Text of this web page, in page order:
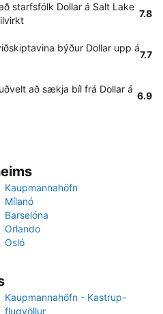
starfsfólk Dollar á Salt Lake
7.8
býður Dollar upp á
7.7
að sækja bíl frá Dollar á
6.9
Kaupmannahöfn
Mílanó
Barselóna
Orlando
Osló
Kaupmannahöfn - Kastrup-
flugvöllur